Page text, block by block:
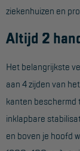
ziekenhuizen en
Altijd 2
Het belangrijkste
aan 4 zijden van
kanten beschermd
inklapbare
en boven je hoofd